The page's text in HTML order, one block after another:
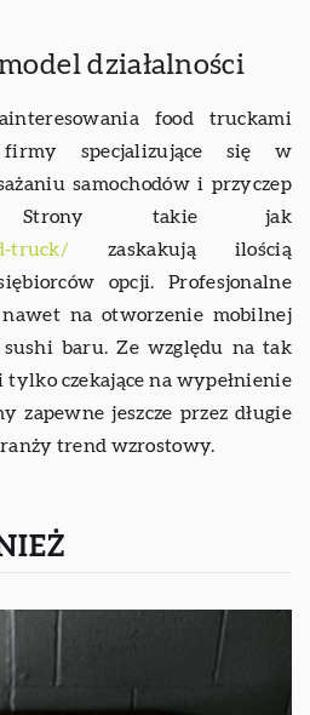
działalności
food truckami
firmy specjalizujące się w
samochodów i przyczep
Strony takie jak
truck/ zaskakują ilością
opcji. Profesjonalne
na otworzenie mobilnej
baru. Ze względu na tak
tylko czekające na wypełnienie
zapewne jeszcze przez długie
trend wzrostowy.